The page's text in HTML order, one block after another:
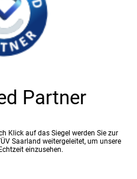
Partner
Klick auf das Siegel werden Sie zur
Saarland weitergeleitet, um unsere
einzusehen.